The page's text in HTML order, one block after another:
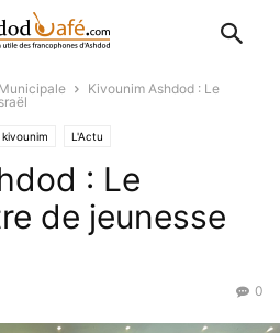
Kivounim Ashdod : Le
kivounim L'Actu
: Le
de jeunesse
0